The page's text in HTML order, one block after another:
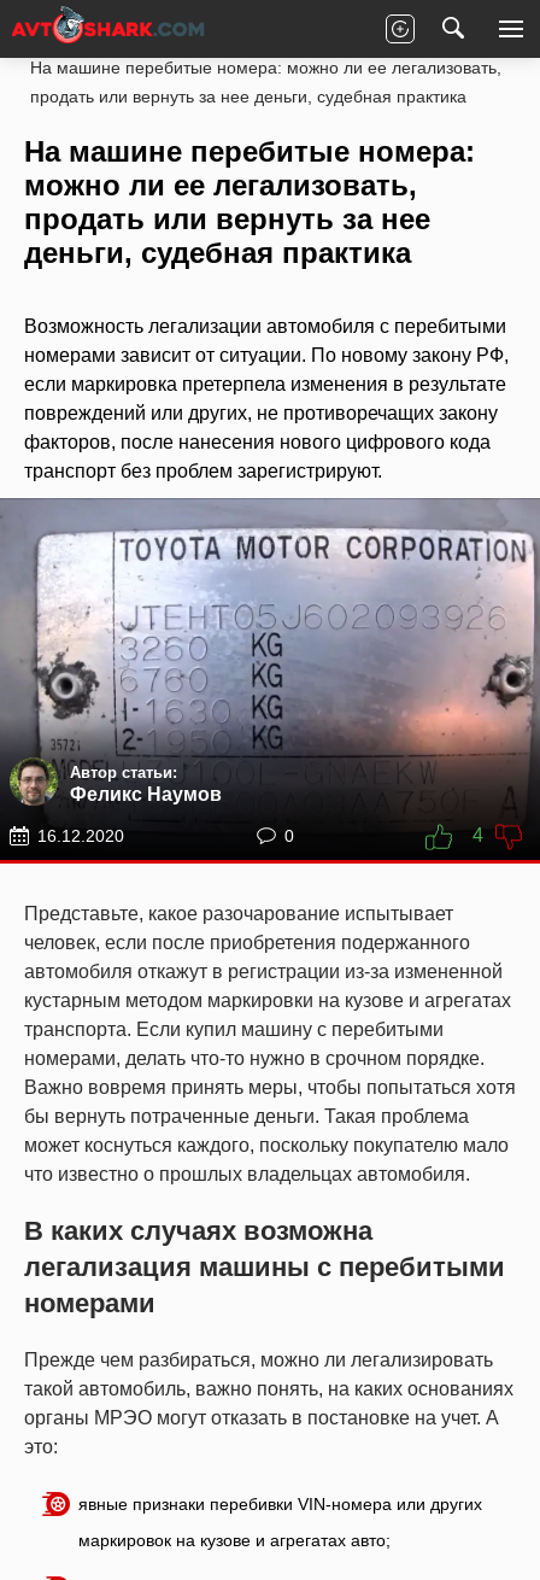
Главная Законы
Полезно
На машине перебитые номера: можно ли ее легализовать,
продать или вернуть за нее деньги, судебная практика
На машине перебитые номера:
можно ли ее легализовать,
продать или вернуть за нее
деньги, судебная практика
Возможность легализации автомобиля с перебитыми
номерами зависит от ситуации. По новому закону РФ,
если маркировка претерпела изменения в результате
повреждений или других, не противоречащих закону
факторов, после нанесения нового цифрового кода
транспорт без проблем зарегистрируют.
Автор статьи:
Феликс Наумов
16.12.2020 0 4
Представьте, какое разочарование испытывает
человек, если после приобретения подержанного
автомобиля откажут в регистрации из-за измененной
кустарным методом маркировки на кузове и агрегатах
транспорта. Если купил машину с перебитыми
номерами, делать что-то нужно в срочном порядке.
Важно вовремя принять меры, чтобы попытаться хотя
бы вернуть потраченные деньги. Такая проблема
может коснуться каждого, поскольку покупателю мало
что известно о прошлых владельцах автомобиля.
В каких случаях возможна
легализация машины с перебитыми
номерами
Прежде чем разбираться, можно ли легализировать
такой автомобиль, важно понять, на каких основаниях
органы МРЭО могут отказать в постановке на учет. А
это:
явные признаки перебивки VIN-номера или других
маркировок на кузове и агрегатах авто;